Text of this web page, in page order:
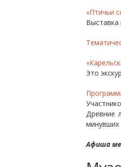
«Птичьи
Это
Древние
минувших
Афиша